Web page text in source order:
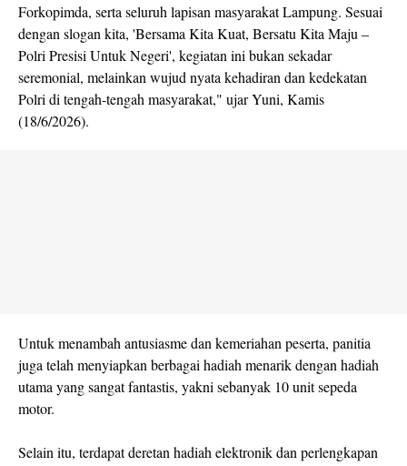
Forkopimda, serta seluruh lapisan masyarakat Lampung. Sesuai
dengan slogan kita, 'Bersama Kita Kuat, Bersatu Kita Maju –
Polri Presisi Untuk Negeri', kegiatan ini bukan sekadar
seremonial, melainkan wujud nyata kehadiran dan kedekatan
Polri di tengah-tengah masyarakat," ujar Yuni, Kamis
(18/6/2026).
Untuk menambah antusiasme dan kemeriahan peserta, panitia
juga telah menyiapkan berbagai hadiah menarik dengan hadiah
utama yang sangat fantastis, yakni sebanyak 10 unit sepeda
motor.
Selain itu, terdapat deretan hadiah elektronik dan perlengkapan